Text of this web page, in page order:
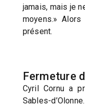
jamais, mais je
moyens.»
présent.
Fermeture
Cyril Cornu a
Sables-